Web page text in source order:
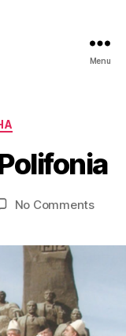
Menu
No Commentson